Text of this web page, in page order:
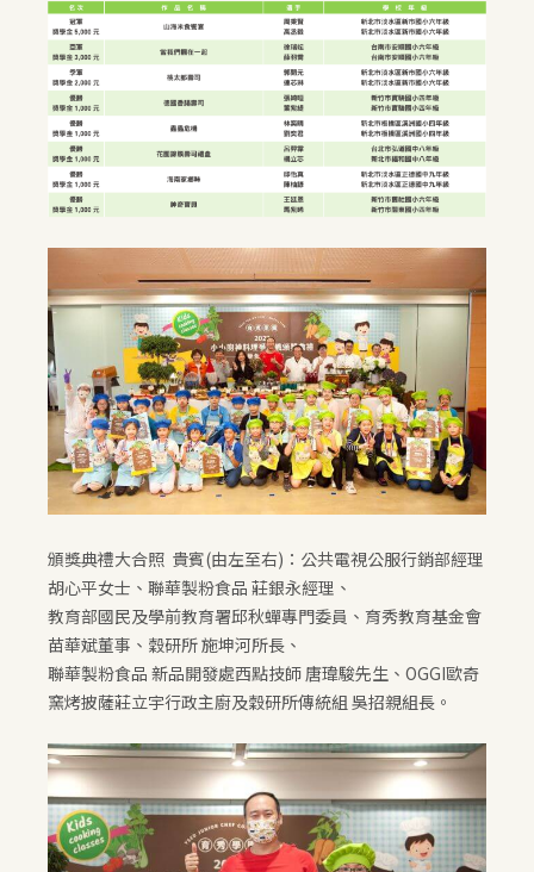
頒獎典禮大合照 貴賓(由左至右)：公共電視公服行銷部經理
胡心平女士、聯華製粉食品 莊銀永經理、
教育部國民及學前教育署邱秋蟬專門委員、育秀教育基金會
苗華斌董事、穀研所 施坤河所長、
聯華製粉食品 新品開發處西點技師 唐瑋駿先生、OGGI歐奇
窯烤披薩莊立宇行政主廚及穀研所傳統組 吳招親組長。